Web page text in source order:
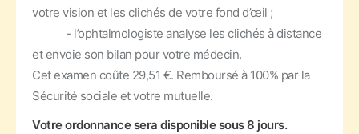
votre vision et les clichés de votre fond d’œil ;
- l’ophtalmologiste analyse les clichés à distance
et envoie son bilan pour votre médecin.
Cet examen coûte 29,51 €. Remboursé à 100% par la
Sécurité sociale et votre mutuelle.
Votre ordonnance sera disponible sous 8 jours.